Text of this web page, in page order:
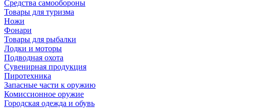
Средства самообороны
Товары для туризма
Ножи
Фонари
Товары для рыбалки
Лодки и моторы
Подводная охота
Сувенирная продукция
Пиротехника
Запасные части к оружию
Комиссионное оружие
Городская одежда и обувь